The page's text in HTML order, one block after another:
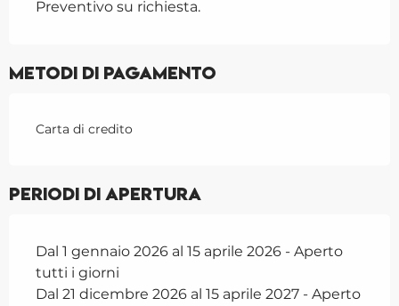
Preventivo su richiesta.
Metodi di pagamento
Carta di credito
Periodi di apertura
Dal 1 gennaio 2026 al 15 aprile 2026 - Aperto
tutti i giorni
Dal 21 dicembre 2026 al 15 aprile 2027 - Aperto